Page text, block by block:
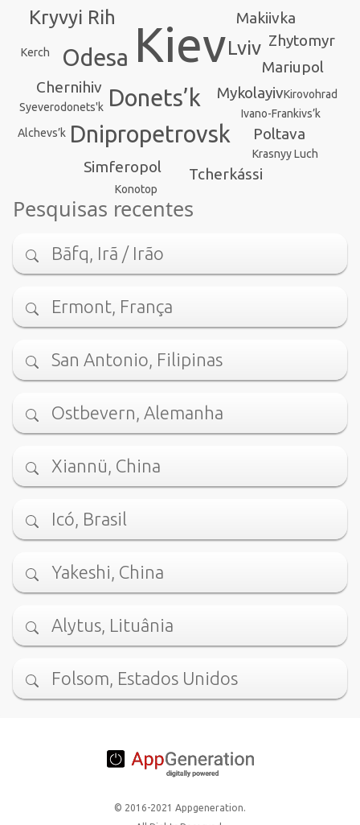
Kiev
Donets’k
Odesa
Dnipropetrovsk
Lviv
Kryvyi Rih
Mykolayiv
Mariupol
Makiivka
Simferopol
Chernihiv
Poltava
Tcherkássi
Zhytomyr
Ivano-Frankivs’k
Kirovohrad
Kerch
Syeverodonets'k
Alchevs’k
Konotop
Krasnyy Luch
Pesquisas recentes
Bāfq, Irã / Irão
Ermont, França
San Antonio, Filipinas
Ostbevern, Alemanha
Xiannü, China
Icó, Brasil
Yakeshi, China
Alytus, Lituânia
Folsom, Estados Unidos
© 2016-2021 Appgeneration.